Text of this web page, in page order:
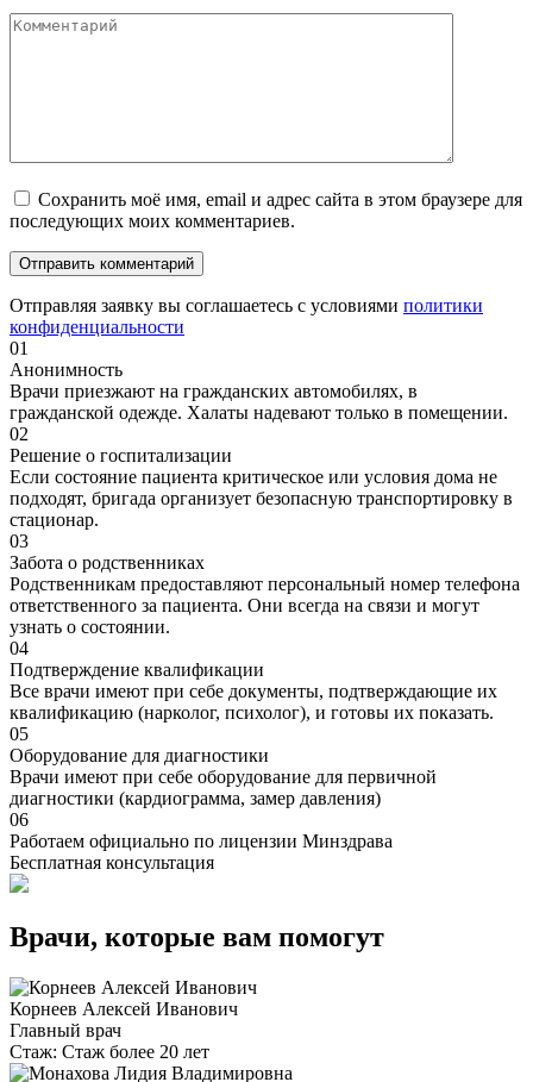
Сохранить моё имя, email и адрес сайта в этом браузере для
последующих моих комментариев.
Отправляя заявку вы соглашаетесь с условиями политики
конфиденциальности
01
Анонимность
Врачи приезжают на гражданских автомобилях, в
гражданской одежде. Халаты надевают только в помещении.
02
Решение о госпитализации
Если состояние пациента критическое или условия дома не
подходят, бригада организует безопасную транспортировку в
стационар.
03
Забота о родственниках
Родственникам предоставляют персональный номер телефона
ответственного за пациента. Они всегда на связи и могут
узнать о состоянии.
04
Подтверждение квалификации
Все врачи имеют при себе документы, подтверждающие их
квалификацию (нарколог, психолог), и готовы их показать.
05
Оборудование для диагностики
Врачи имеют при себе оборудование для первичной
диагностики (кардиограмма, замер давления)
06
Работаем официально по лицензии Минздрава
Бесплатная консультация
Врачи, которые вам помогут
Корнеев Алексей Иванович
Главный врач
Стаж: Стаж более 20 лет